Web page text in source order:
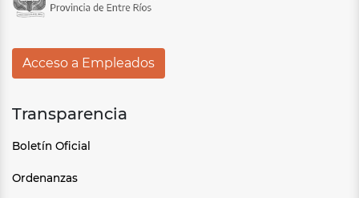
Acceso a Empleados
Transparencia
Boletín Oficial
Ordenanzas